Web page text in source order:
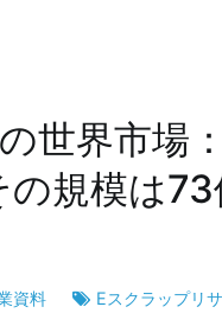
世界市場
規模は
資料 Eスクラップリ